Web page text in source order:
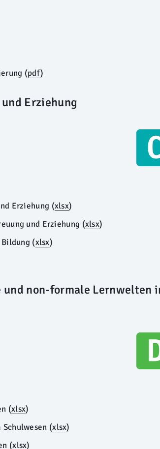
(pdf)
Erziehung
Erziehung (xlsx)
und Erziehung (xlsx)
(xlsx)
non-formale Lernwelten
(xlsx)
(xlsx)
(xlsx)